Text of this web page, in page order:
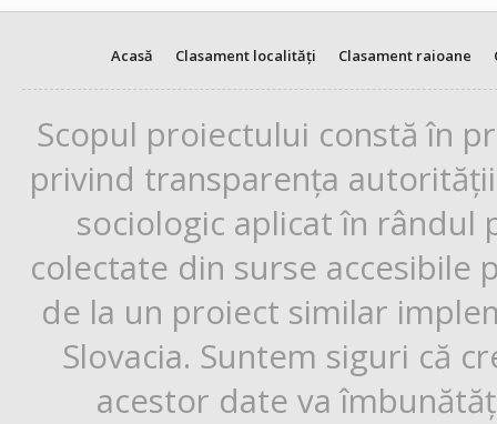
Acasă Clasament localități Clasament raioane
Scopul proiectului constă în
privind transparența
sociologic aplicat în rândul
colectate din surse
de la un proiect similar
Slovacia. Suntem siguri că
acestor date va